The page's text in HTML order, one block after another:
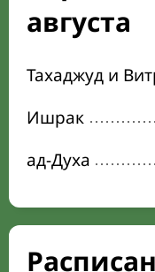
августа
Тахаджуд и
Ишрак
ад-Духа